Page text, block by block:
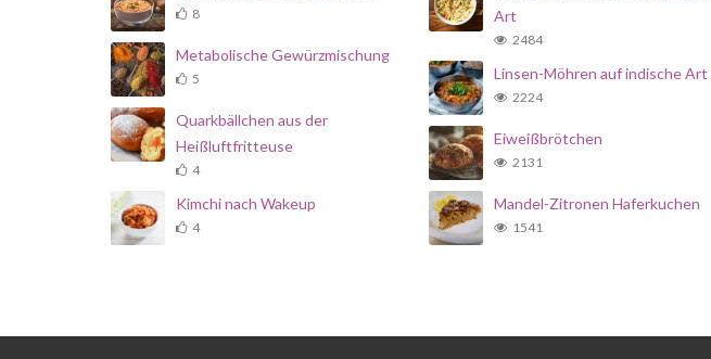
8
Metabolische Gewürzmischung
5
Quarkbällchen aus der
Heißluftfritteuse
4
Kimchi nach Wakeup
4
Art
2484
Linsen-Möhren auf indische Art
2224
Eiweißbrötchen
2131
Mandel-Zitronen Haferkuchen
1541